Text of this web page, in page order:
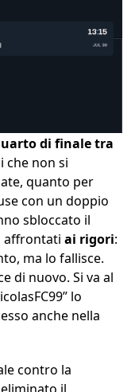
di finale tra
che non si
quanto per
con un doppio
sbloccato il
affrontati ai rigori:
ma lo fallisce.
di nuovo. Si va al
lo
anche nella
contro la
il